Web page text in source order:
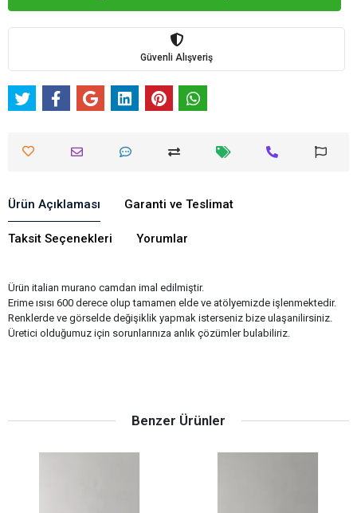
Güvenli Alışveriş
Ürün Açıklaması Garanti ve Teslimat
Taksit Seçenekleri Yorumlar
Ürün italian murano camdan imal edilmiştir.
Erime ısısı 600 derece olup tamamen elde ve atölyemizde işlenmektedir.
Renklerde ve görselde değişiklik yapmak isterseniz bize ulaşanilirsiniz.
Üretici olduğumuz için sorunlarınıza anlık çözümler bulabiliriz.
Benzer Ürünler